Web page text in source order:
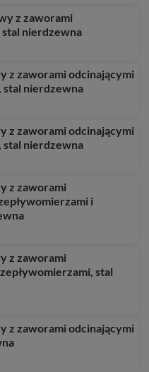
z zaworami
nierdzewna
z zaworami odcinającymi
stal nierdzewna
z zaworami odcinającymi
stal nierdzewna
z zaworami
i
z zaworami
stal
z zaworami odcinającymi